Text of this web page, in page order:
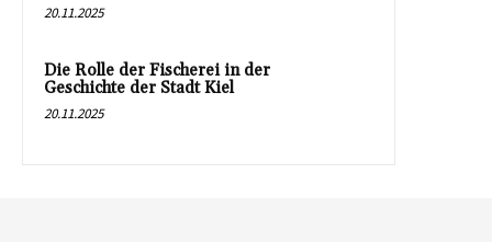
20.11.2025
Die Rolle der Fischerei in der
Geschichte der Stadt Kiel
20.11.2025